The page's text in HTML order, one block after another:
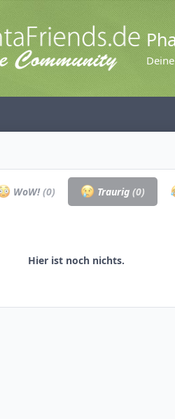
WoW!(0) Traurig(0)
Hier ist noch nichts.